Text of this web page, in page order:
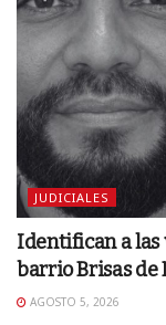
JUDICIALES
Identifican a las
barrio Brisas de
AGOSTO 5, 2026